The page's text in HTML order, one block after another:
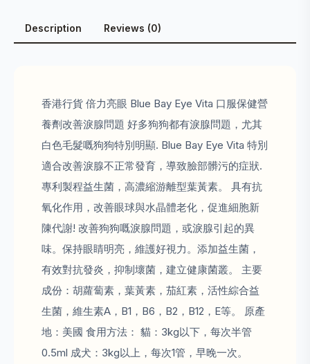
Description Reviews (0)
香港行貨 倍力亮眼 Blue Bay Eye Vita 口服保健營
養劑改善淚腺問題 好多狗狗都有淚腺問題，尤其
白色毛髮嘅狗狗特別明顯. Blue Bay Eye Vita 特別
適合改善淚腺不正常發育，導致臉部髒污的症狀.
專利製程益生菌，高濃縮游離型葉黃素。 具有抗
氧化作用，改善眼球與水晶體老化，促進細胞新
陳代謝! 改善狗狗嘅淚腺問題，或淚腺引起的異
味。保持眼睛明亮，維護好視力。添加益生菌，
有效對抗發炎，抑制壞菌，建立健康菌叢。 主要
成份：胡蘿蔔素，葉黃素，茄紅素，活性綜合益
生菌，維生素A，B1，B6，B2，B12，E等。 原產
地：美國 食用方法： 貓：3kg以下，每次半管
0.5ml 成犬：3kg以上，每次1管，早晚一次。